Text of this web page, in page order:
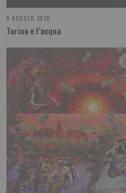
8 AGOSTO 2026
Torino e l’acqua